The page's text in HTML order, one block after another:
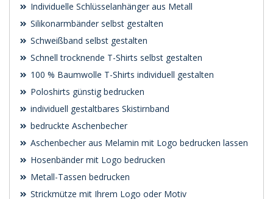
Individuelle Schlüsselanhänger aus Metall
Silikonarmbänder selbst gestalten
Schweißband selbst gestalten
Schnell trocknende T-Shirts selbst gestalten
100 % Baumwolle T-Shirts individuell gestalten
Poloshirts günstig bedrucken
individuell gestaltbares Skistirnband
bedruckte Aschenbecher
Aschenbecher aus Melamin mit Logo bedrucken lassen
Hosenbänder mit Logo bedrucken
Metall-Tassen bedrucken
Strickmütze mit Ihrem Logo oder Motiv